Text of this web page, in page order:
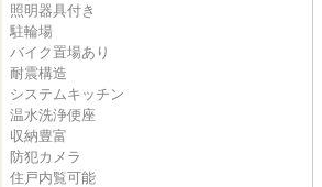
照明器具付き
駐輪場
バイク置場あり
耐震構造
システムキッチン
温水洗浄便座
収納豊富
防犯カメラ
住戸内覧可能